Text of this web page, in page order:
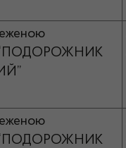
“ПОДОРОЖНИК
“ПОДОРОЖНИК